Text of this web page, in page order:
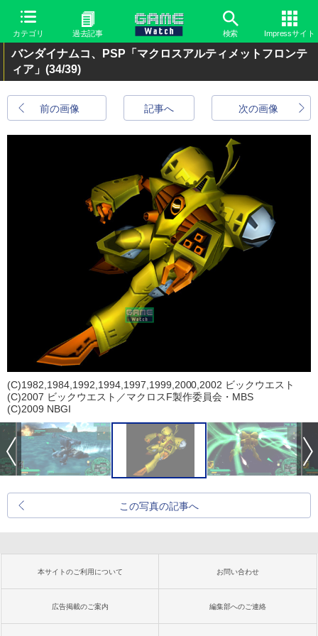
カテゴリ 過去記事 検索 Impressサイト
バンダイナムコ、PSP「マクロスアルティメットフロンテ
ィア」 (34/39)
前の画像 次の画像
記事へ
(C)1982,1984,1992,1994,1997,1999,2000,2002 ビックウエスト
(C)2007 ビックウエスト／マクロスF製作委員会・MBS
(C)2009 NBGI
この写真の記事へ
本サイトのご利用について お問い合わせ
広告掲載のご案内 編集部へのご連絡